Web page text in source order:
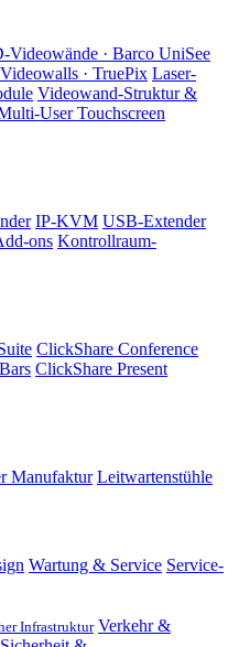
Videowände · Barco UniSee
· TruePix Laser-
Videowand-Struktur &
User Touchscreen
IP-KVM USB-Extender
ons Kontrollraum-
ClickShare Conference
ClickShare Present
Manufaktur Leitwartenstühle
Wartung & Service Service-
Infrastruktur Verkehr &